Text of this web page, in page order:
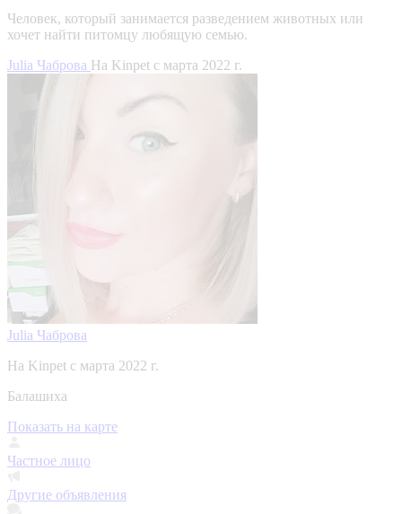
Человек, который занимается разведением животных или
хочет найти питомцу любящую семью.
Julia Чаброва На Kinpet c марта 2022 г.
Julia Чаброва
На Kinpet c марта 2022 г.
Балашиха
Показать на карте
Частное лицо
Другие объявления